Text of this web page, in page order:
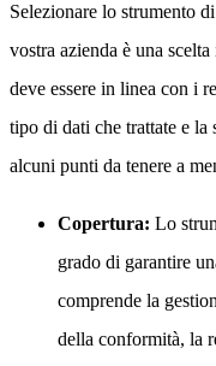
Selezionare lo strumento
vostra azienda è una
deve essere in linea con i
tipo di dati che trattate e la
alcuni punti da tenere a
Copertura: Lo
grado di garantire
comprende la
della conformità, la